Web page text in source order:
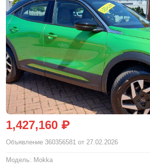
1,427,160 ₽
Объявление 360356581 от 27.02.2026
Модель: Mokka